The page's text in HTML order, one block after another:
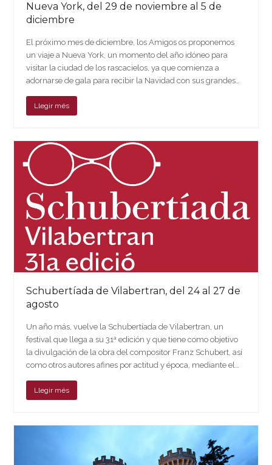
Nueva York, del 29 de noviembre al 5 de
diciembre
El próximo mes de diciembre, los Amigos os proponemos
un viaje a Nueva York, un momento del año idóneo para
visitar la ciudad de los rascacielos, ya que comienza a
adornarse de gala para recibir la Navidad con sus grandes…
Llegir més
Schubertíada de Vilabertran, del 24 al 27 de
agosto
Un año más, vuelve la Schubertíada de Vilabertran, un
festival que llega a su 31ª edición y que tiene como objetivo
la divulgación de la obra del compositor Franz Schubert, así
como otros autores afines por actitud y época, mediante el…
Llegir més